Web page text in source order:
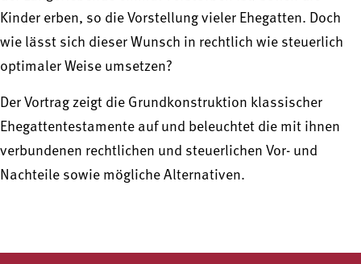
Kinder erben, so die Vorstellung vieler Ehegatten. Doch
wie lässt sich dieser Wunsch in rechtlich wie steuerlich
optimaler Weise umsetzen?
Der Vortrag zeigt die Grundkonstruktion klassischer
Ehegattentestamente auf und beleuchtet die mit ihnen
verbundenen rechtlichen und steuerlichen Vor- und
Nachteile sowie mögliche Alternativen.